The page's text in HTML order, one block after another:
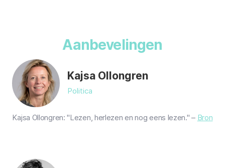
Aanbevelingen
Kajsa Ollongren
Politica
Kajsa Ollongren: "Lezen, herlezen en nog eens lezen." – Bron